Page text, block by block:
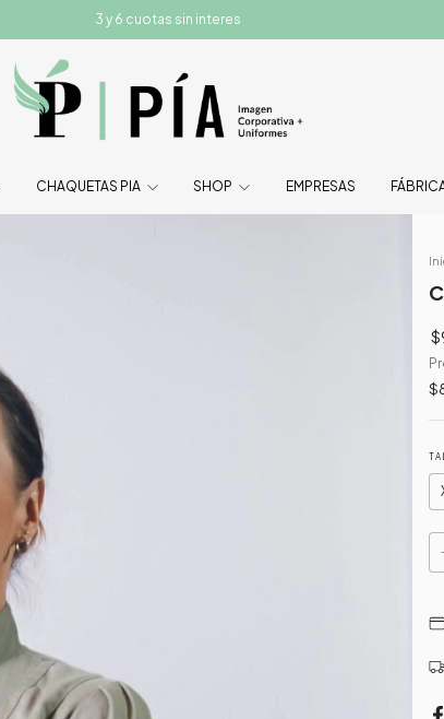
3 y 6 cuotas sin interes
CHAQUETAS PIA SHOP EMPRESAS